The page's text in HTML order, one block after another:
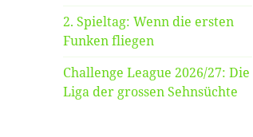
2. Spieltag: Wenn die ersten
Funken fliegen
Challenge League 2026/27: Die
Liga der grossen Sehnsüchte